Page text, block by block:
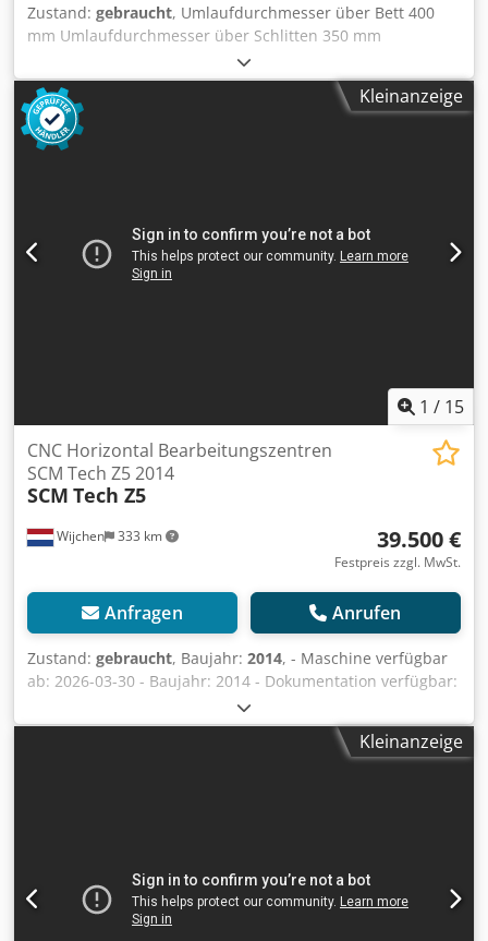
Zustand: gebraucht, Umlaufdurchmesser über Bett 400
mm Umlaufdurchmesser über Schlitten 350 mm
Spitzenweite 610 mm Max. Längsweg 560 mm Max.
Querverfahrweg 40+120 mm Spindeldrehzahlen 40–4000
U/min Crjdpfx Ajxg Nd Aebyof Spindelbohrung 52 mm
Revolver mit 12 Stationen Steuerung: Fanuc 6T
Ausstattung: Siehe Fotos
Kleinanzeige
1 / 15
Wijchen 333 km
CNC Horizontal Bearbeitungszentren
SCM Tech Z5 2014
SCM Tech Z5
39.500 €
Festpreis zzgl. MwSt.
Anfragen Anrufen
Zustand: gebraucht, Baujahr: 2014, - Maschine verfügbar
ab: 2026-03-30 - Baujahr: 2014 - Dokumentation verfügbar:
Ja - CE-Zertifikat vorhanden: Ja - Seriennummer:
AA1/017825 - Anzahl Frässpindeln [Stk.]: 1 - └ Frässpindel
1: - - Anzahl gesteuerter Achsen [Stück]: 5 Cedpox Hwhxjfx
vorhanden: Ja - └ Anzahl [Stk.]: 1 - └ Marke: Becker - └ Typ:
VTLF 2.250/0-791 - └ Baujahr: 2014 - └ Hauptmotorleistung
[kW]: 5.5 - └ Kapazität [m³/h]: 244 - └ Unterdruck [bar]: 200
Kleinanzeige